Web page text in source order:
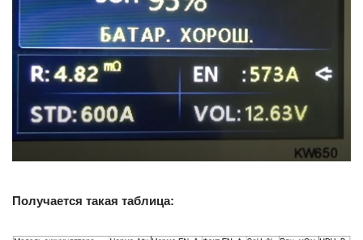
Получается такая таблица: